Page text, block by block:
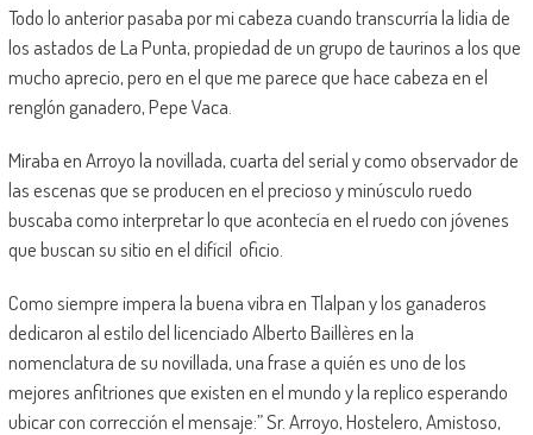
Todo lo anterior pasaba por mi cabeza cuando transcurría la lidia de
los astados de La Punta, propiedad de un grupo de taurinos a los que
mucho aprecio, pero en el que me parece que hace cabeza en el
renglón ganadero, Pepe Vaca.
Miraba en Arroyo la novillada, cuarta del serial y como observador de
las escenas que se producen en el precioso y minúsculo ruedo
buscaba como interpretar lo que acontecía en el ruedo con jóvenes
que buscan su sitio en el difícil oficio.
Como siempre impera la buena vibra en Tlalpan y los ganaderos
dedicaron al estilo del licenciado Alberto Baillères en la
nomenclatura de su novillada, una frase a quién es uno de los
mejores anfitriones que existen en el mundo y la replico esperando
ubicar con corrección el mensaje:” Sr. Arroyo, Hostelero, Amistoso,